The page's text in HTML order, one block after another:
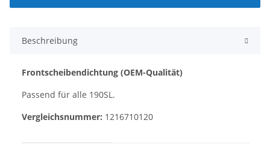
Beschreibung
Frontscheibendichtung (OEM-Qualität)
Passend für alle 190SL.
Vergleichsnummer: 1216710120